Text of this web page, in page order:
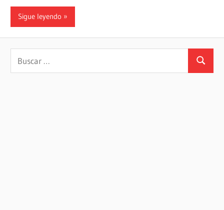
Sigue leyendo
Buscar